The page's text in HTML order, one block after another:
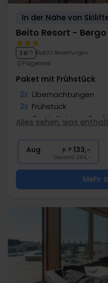
In der Nähe von
Beito Resort -
3.8/ 5 Gut 32 Bewertungen
Fagernes
Paket mit Frühstück
2x Übernachtungen
2x Frühstück
∞ Gratis Nutzung Pool,
∞ Gratis Internet
Alles sehen, was
Aug p. P.133,-
Gesamt 266,-
Mehr